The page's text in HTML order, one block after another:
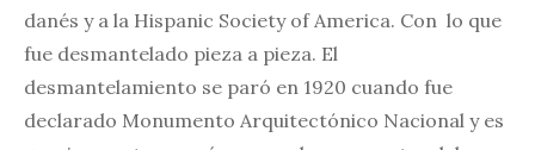
danés y a la Hispanic Society of America. Con lo que
fue desmantelado pieza a pieza. El
desmantelamiento se paró en 1920 cuando fue
declarado Monumento Arquitectónico Nacional y es